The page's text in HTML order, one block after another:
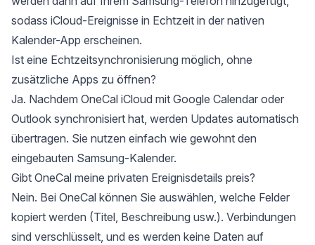
sodass iCloud-Ereignisse in Echtzeit in der nativen
Kalender-App erscheinen.
Ist eine Echtzeitsynchronisierung möglich, ohne
zusätzliche Apps zu öffnen?
Ja. Nachdem OneCal iCloud mit Google Calendar oder
Outlook synchronisiert hat, werden Updates automatisch
übertragen. Sie nutzen einfach wie gewohnt den
eingebauten Samsung-Kalender.
Gibt OneCal meine privaten Ereignisdetails preis?
Nein. Bei OneCal können Sie auswählen, welche Felder
kopiert werden (Titel, Beschreibung usw.). Verbindungen
sind verschlüsselt, und es werden keine Daten auf